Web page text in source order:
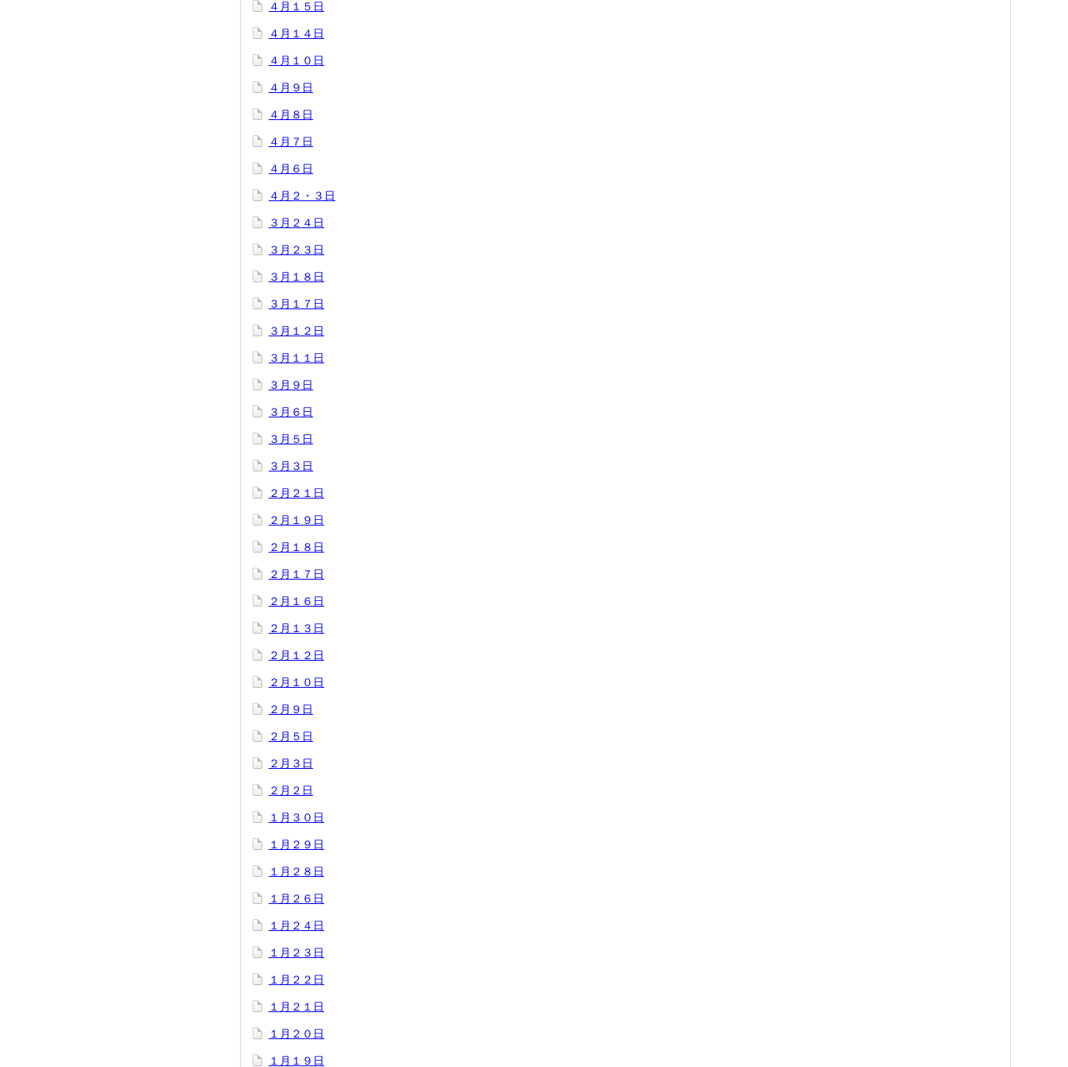
４月１５日
４月１４日
４月１０日
４月９日
４月８日
４月７日
４月６日
４月２・３日
３月２４日
３月２３日
３月１８日
３月１７日
３月１２日
３月１１日
３月９日
３月６日
３月５日
３月３日
２月２１日
２月１９日
２月１８日
２月１７日
２月１６日
２月１３日
２月１２日
２月１０日
２月９日
２月５日
２月３日
２月２日
１月３０日
１月２９日
１月２８日
１月２６日
１月２４日
１月２３日
１月２２日
１月２１日
１月２０日
１月１９日